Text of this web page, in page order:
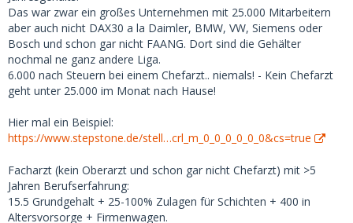
Besonders der letzte Punkt klingt für mich wirklich seltsam.
Ich weiß nicht einmal, welche Berufe in Deutschland zu
einem verfügbaren Einkommen von über 4.000 führen
würden (man muss auch für zusätzliche Kosten aufkommen,
über das Taschengeld hinaus). Das Gehalt eines erfahrenen
Chefarztes beträgt etwa 6.000 pro Monat nach Steuern.
Lebensunterhalt. Zwar nicht unmöglich, aber dann denke
ich an Profifußballer und sehr erfolgreiche Unternehmer.
Okay, fairerweise muss man sagen, dass ich mich als
schlanke 18-jährige Europäerin angemeldet habe (nach
meinen 'Eigenschaften'), was 'meinen' Marktwert erhöht.
Aber das zeigt, wie verzweifelt manche Männer sind.
Das war zwar ein großes Unternehmen mit 25.000 Mitarbeitern
aber auch nicht DAX30 a la Daimler, BMW, VW, Siemens oder
Bosch und schon gar nicht FAANG. Dort sind die Gehälter
nochmal ne ganz andere Liga.
6.000 nach Steuern bei einem Chefarzt.. niemals! - Kein Chefarzt
geht unter 25.000 im Monat nach Hause!
Hier mal ein Beispiel:
https://www.stepstone.de/stell…crl_m_0_0_0_0_0_0&cs=true
Facharzt (kein Oberarzt und schon gar nicht Chefarzt) mit >5
Jahren Berufserfahrung:
15.5 Grundgehalt + 25-100% Zulagen für Schichten + 400 in
Altersvorsorge + Firmenwagen.